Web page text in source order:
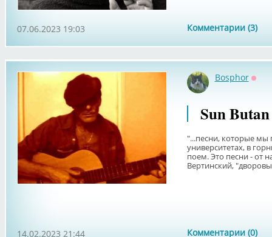
Комментарии (3)
07.06.2023 19:03
Bosphor
Sun
"...песни, которые мы
университетах, в
поем. Это песни - от
Вертинский,
Комментарии (0)
14.02.2023 21:44